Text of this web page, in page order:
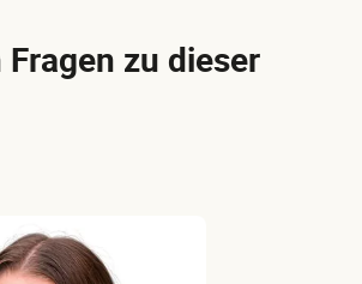
Fragen zu dieser